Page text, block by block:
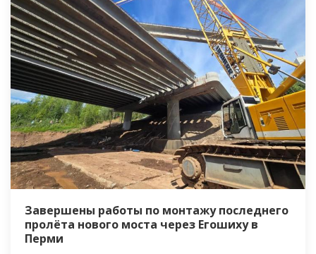
Завершены работы по монтажу последнего
пролёта нового моста через Егошиху в
Перми